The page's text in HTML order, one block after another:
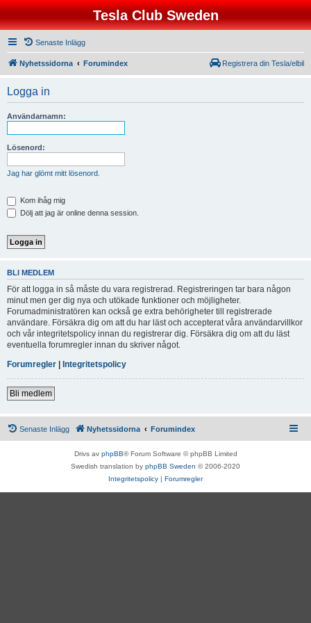
Tesla Club Sweden
Senaste Inlägg
Nyhetssidorna Forumindex Registrera din Tesla/elbil
Logga in
Användarnamn:
Lösenord:
Jag har glömt mitt lösenord.
Kom ihåg mig
Dölj att jag är online denna session.
BLI MEDLEM
För att logga in så måste du vara registrerad. Registreringen tar bara någon
minut men ger dig nya och utökade funktioner och möjligheter.
Forumadministratören kan också ge extra behörigheter till registrerade
användare. Försäkra dig om att du har läst och accepterat våra användarvillkor
och vår integritetspolicy innan du registrerar dig. Försäkra dig om att du läst
eventuella forumregler innan du skriver något.
Forumregler | Integritetspolicy
Bli medlem
Senaste Inlägg Nyhetssidorna Forumindex
Drivs av phpBB® Forum Software © phpBB Limited
Swedish translation by phpBB Sweden © 2006-2020
Integritetspolicy | Forumregler